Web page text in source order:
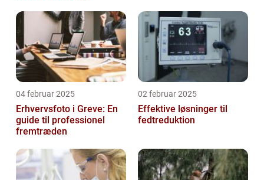
04 februar 2025
Erhvervsfoto i Greve: En
guide til professionel
fremtræden
02 februar 2025
Effektive løsninger til
fedtreduktion